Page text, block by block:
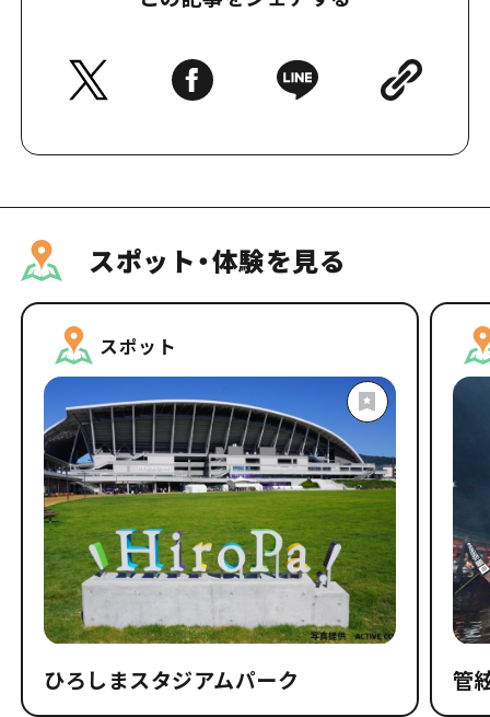
スポット・体験を見る
スポット
ひろしまスタジアムパーク 管